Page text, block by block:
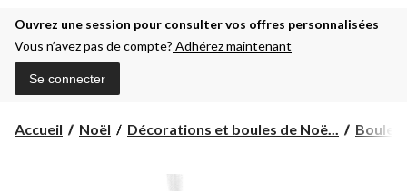
Ouvrez une session pour consulter vos offres personnalisées
Vous n’avez pas de compte? Adhérez maintenant
Se connecter
Accueil Noël Décorations et boules de Noë... Boules